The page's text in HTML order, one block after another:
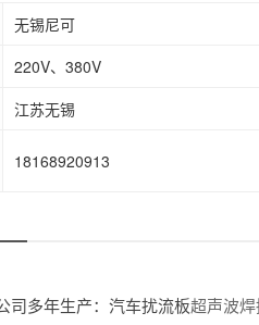
无锡尼可
220V、380V
江苏无锡
18168920913
司多年生产：汽车扰流板超声波